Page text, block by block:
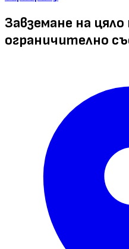
Завземане на
ограничително